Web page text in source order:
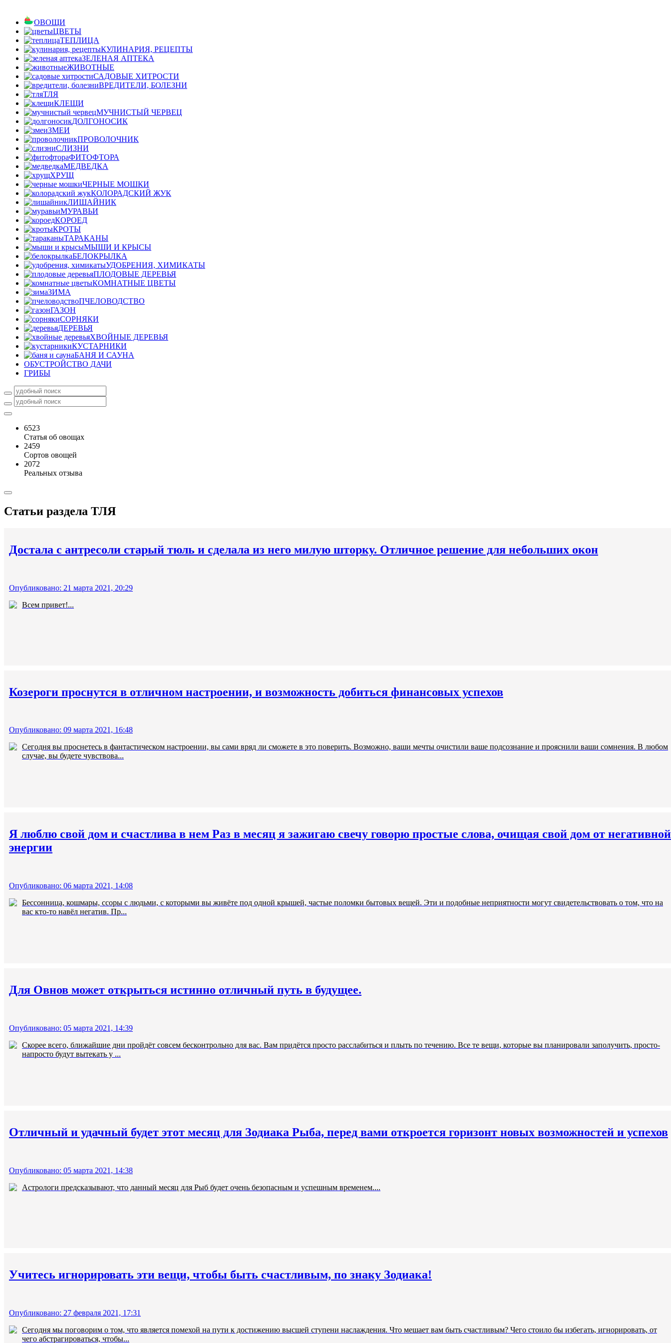
ОВОЩИ
ЦВЕТЫ
ТЕПЛИЦА
КУЛИНАРИЯ, РЕЦЕПТЫ
ЗЕЛЕНАЯ АПТЕКА
ЖИВОТНЫЕ
САДОВЫЕ ХИТРОСТИ
ВРЕДИТЕЛИ, БОЛЕЗНИ
ТЛЯ
КЛЕЩИ
МУЧНИСТЫЙ ЧЕРВЕЦ
ДОЛГОНОСИК
ЗМЕИ
ПРОВОЛОЧНИК
СЛИЗНИ
ФИТОФТОРА
МЕДВЕДКА
ХРУЩ
ЧЕРНЫЕ МОШКИ
КОЛОРАДСКИЙ ЖУК
ЛИШАЙНИК
МУРАВЬИ
КОРОЕД
КРОТЫ
ТАРАКАНЫ
МЫШИ И КРЫСЫ
БЕЛОКРЫЛКА
УДОБРЕНИЯ, ХИМИКАТЫ
ПЛОДОВЫЕ ДЕРЕВЬЯ
КОМНАТНЫЕ ЦВЕТЫ
ЗИМА
ПЧЕЛОВОДСТВО
ГАЗОН
СОРНЯКИ
ДЕРЕВЬЯ
ХВОЙНЫЕ ДЕРЕВЬЯ
КУСТАРНИКИ
БАНЯ И САУНА
ОБУСТРОЙСТВО ДАЧИ
ГРИБЫ
6523
Статья об овощах
2459
Сортов овощей
2072
Реальных отзыва
Статьи раздела ТЛЯ
Достала с антресоли старый тюль и сделала из него милую шторку. Отличное решение для небольших окон
Опубликовано: 21 марта 2021, 20:29
Всем привет!...
Козероги проснутся в отличном настроении, и возможность добиться финансовых успехов
Опубликовано: 09 марта 2021, 16:48
Сегодня вы проснетесь в фантастическом настроении, вы сами вряд ли сможете в это поверить. Возможно, ваши мечты очистили ваше подсознание и прояснили ваши сомнения. В любом
случае, вы будете чувствова...
Я люблю свой дом и счастлива в нем Раз в месяц я зажигаю свечу говорю простые слова, очищая свой дом от негативной
энергии
Опубликовано: 06 марта 2021, 14:08
Бессонница, кошмары, ссоры с людьми, с которыми вы живёте под одной крышей, частые поломки бытовых вещей. Эти и подобные неприятности могут свидетельствовать о том, что на
вас кто-то навёл негатив. Пр...
Для Овнов может открыться истинно отличный путь в будущее.
Опубликовано: 05 марта 2021, 14:39
Скорее всего, ближайшие дни пройдёт совсем бесконтрольно для вас. Вам придётся просто расслабиться и плыть по течению. Все те вещи, которые вы планировали заполучить, просто-
напросто будут вытекать у ...
Отличный и удачный будет этот месяц для Зодиака Рыба, перед вами откроется горизонт новых возможностей и успехов
Опубликовано: 05 марта 2021, 14:38
Астрологи предсказывают, что данный месяц для Рыб будет очень безопасным и успешным временем....
Учитесь игнорировать эти вещи, чтобы быть счастливым, по знаку Зодиака!
Опубликовано: 27 февраля 2021, 17:31
Сегодня мы поговорим о том, что является помехой на пути к достижению высшей ступени наслаждения. Что мешает вам быть счастливым? Чего стоило бы избегать, игнорировать, от
чего абстрагироваться, чтобы...